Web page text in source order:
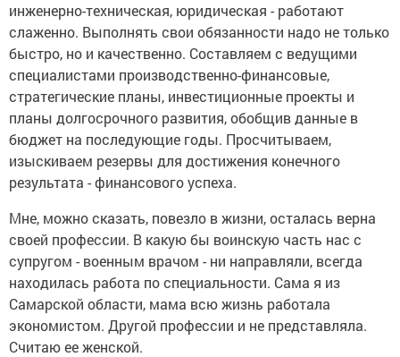
инженерно-техническая, юридическая - работают
слаженно. Выполнять свои обязанности надо не только
быстро, но и качественно. Составляем с ведущими
специалистами производственно-финансовые,
стратегические планы, инвестиционные проекты и
планы долгосрочного развития, обобщив данные в
бюджет на последующие годы. Просчитываем,
изыскиваем резервы для достижения конечного
результата - финансового успеха.
Мне, можно сказать, повезло в жизни, осталась верна
своей профессии. В какую бы воинскую часть нас с
супругом - военным врачом - ни направляли, всегда
находилась работа по специальности. Сама я из
Самарской области, мама всю жизнь работала
экономистом. Другой профессии и не представляла.
Считаю ее женской.